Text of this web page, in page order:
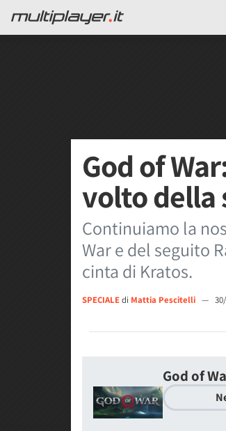
God of
volto della
Continuiamo la
War e del seguito
cinta di Kratos.
SPECIALEdi Mattia Pescitelli —
God of